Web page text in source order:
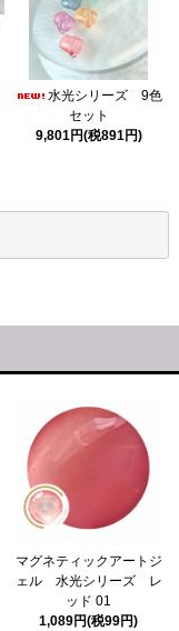
水光シリーズ 9色
セット
9,801円(税891円)
マグネティックアートジ
ェル 水光シリーズ レ
ッド 01
1,089円(税99円)